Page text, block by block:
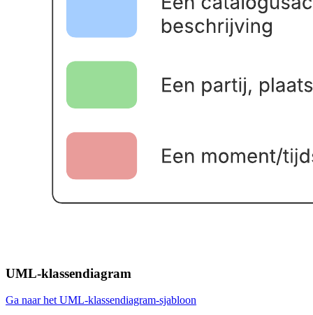
UML-klassendiagram
Ga naar het UML-klassendiagram-sjabloon